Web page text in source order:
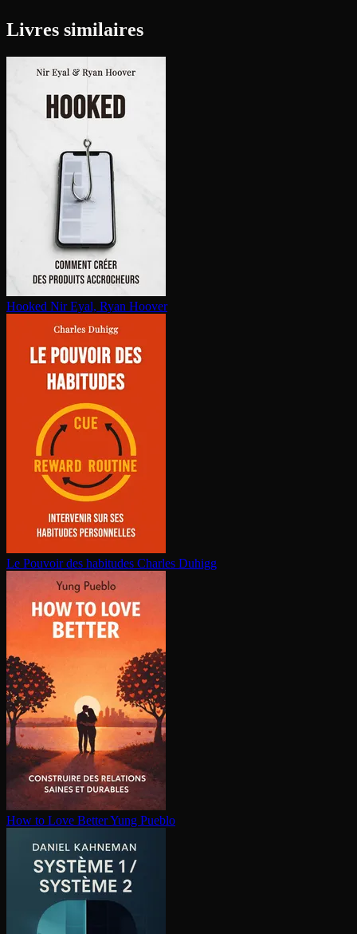
Livres similaires
Hooked Nir Eyal, Ryan Hoover
Le Pouvoir des habitudes Charles Duhigg
How to Love BetterYung Pueblo